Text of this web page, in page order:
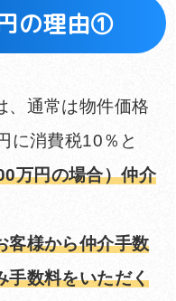
の理由①
、通常は物件価格
に消費税10％と
万円の場合）仲介
客様から仲介手数
手数料をいただく